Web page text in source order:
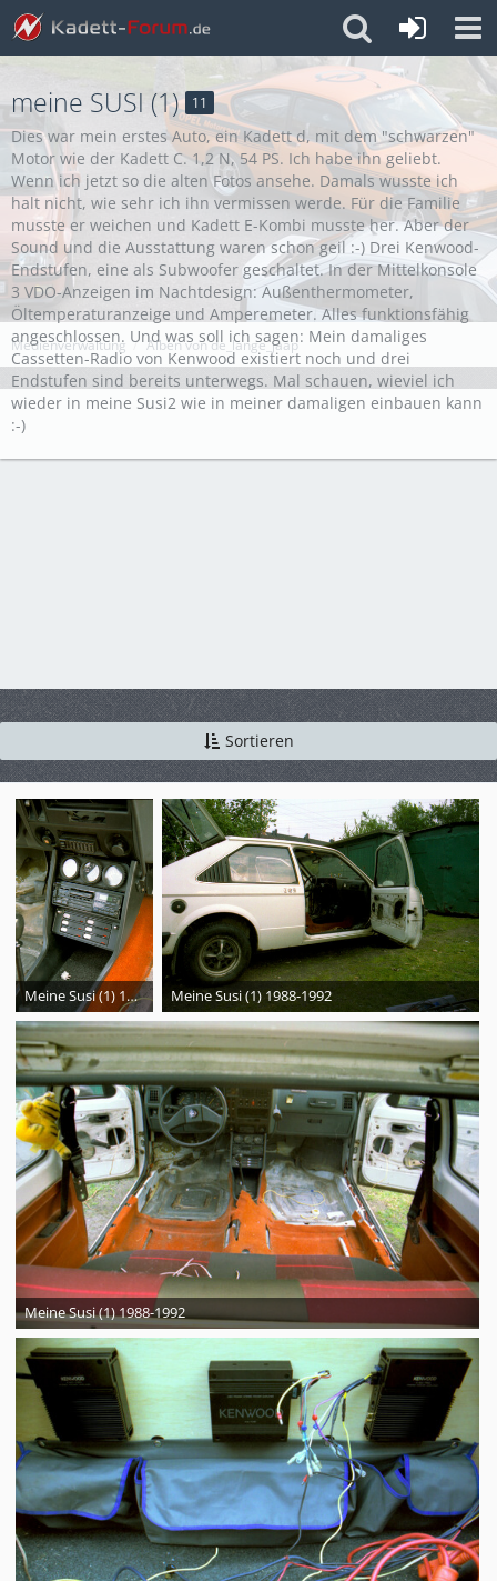
Medienverwaltung Alben von de_lange_jaap
meine SUSI (1) 11
Dies war mein erstes Auto, ein Kadett d, mit dem "schwarzen"
Motor wie der Kadett C. 1,2 N, 54 PS. Ich habe ihn geliebt.
Wenn ich jetzt so die alten Fotos ansehe. Damals wusste ich
halt nicht, wie sehr ich ihn vermissen werde. Für die Familie
musste er weichen und Kadett E-Kombi musste her. Aber der
Sound und die Ausstattung waren schon geil :-) Drei Kenwood-
Endstufen, eine als Subwoofer geschaltet. In der Mittelkonsole
3 VDO-Anzeigen im Nachtdesign: Außenthermometer,
Öltemperaturanzeige und Amperemeter. Alles funktionsfähig
angeschlossen. Und was soll ich sagen: Mein damaliges
Cassetten-Radio von Kenwood existiert noch und drei
Endstufen sind bereits unterwegs. Mal schauen, wieviel ich
wieder in meine Susi2 wie in meiner damaligen einbauen kann
:-)
Sortieren
Meine Susi (1) 1988-1992 Meine Susi (1) 1988-1992
Meine Susi (1) 1988-1992